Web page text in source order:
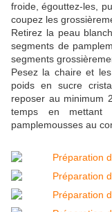
froide, égouttez-les,
coupez les
Retirez la peau
segments de
segments
Pesez la chaire et
poids en sucre
reposer au minimum
temps en mettant
pamplemousses au